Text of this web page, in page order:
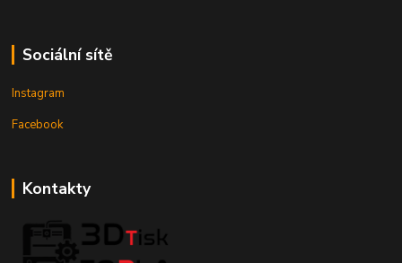
Sociální sítě
Instagram
Facebook
Kontakty